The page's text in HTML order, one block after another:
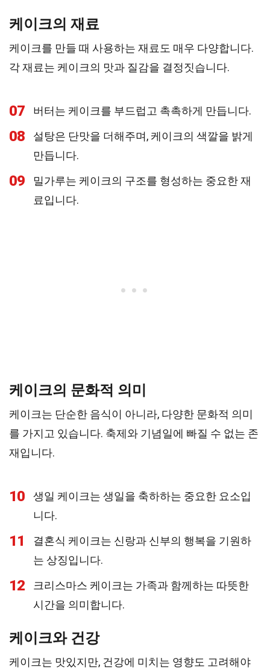
케이크의 재료
케이크를 만들 때 사용하는 재료도 매우 다양합니다.
각 재료는 케이크의 맛과 질감을 결정짓습니다.
07 버터는 케이크를 부드럽고 촉촉하게 만듭니다.
08
설탕은 단맛을 더해주며, 케이크의 색깔을 밝게
만듭니다.
09
밀가루는 케이크의 구조를 형성하는 중요한 재
료입니다.
케이크의 문화적 의미
케이크는 단순한 음식이 아니라, 다양한 문화적 의미
를 가지고 있습니다. 축제와 기념일에 빠질 수 없는 존
재입니다.
10
생일 케이크는 생일을 축하하는 중요한 요소입
니다.
11
결혼식 케이크는 신랑과 신부의 행복을 기원하
는 상징입니다.
12
크리스마스 케이크는 가족과 함께하는 따뜻한
시간을 의미합니다.
케이크와 건강
케이크는 맛있지만, 건강에 미치는 영향도 고려해야